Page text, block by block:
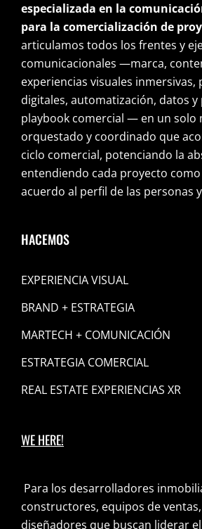
especializada en la
para la comercialización de
articulamos todos los frentes y
comunicacionales —marca,
experiencias visuales inmersivas,
digitales, automatización, datos
playbook comercial — en un solo
orquestado y coordinado que
ciclo comercial, potenciando la
entendiendo cada proyecto
acuerdo al perfil de las personas
HACEMOS
EXPERIENCIA VISUAL
BRAND + ESTRATEGIA
MARTECH + COMUNICACIÓN
ESTRATEGIA COMERCIAL
REAL ESTATE EXPERIENCIAS XR
WE HERE!
Para los desarrolladores
constructores, equipos de
diseñadores que buscan liderar